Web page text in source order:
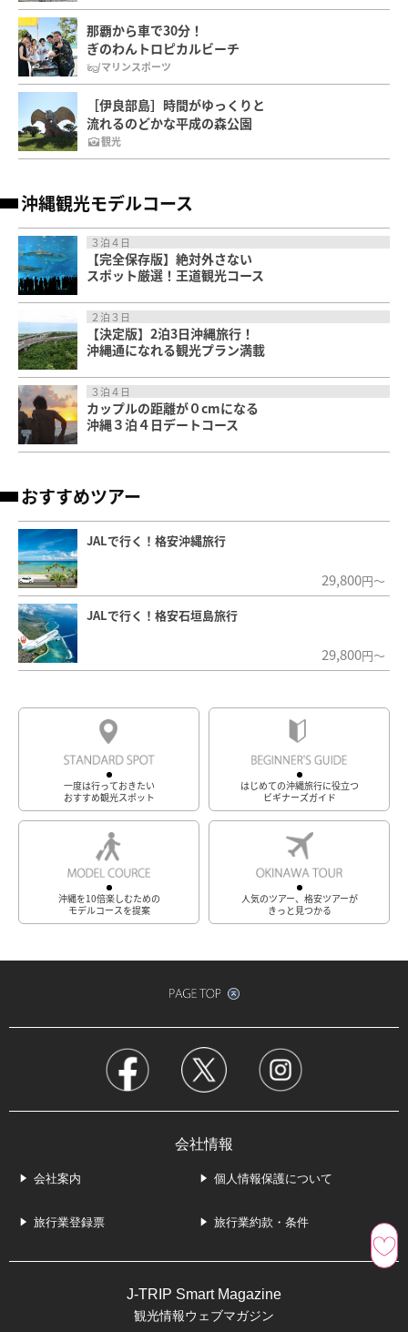
那覇から車で30分！
ぎのわんトロピカルビーチ
マリンスポーツ
［伊良部島］時間がゆっくりと
流れるのどかな平成の森公園
観光
沖縄観光モデルコース
３泊４日
【完全保存版】絶対外さない
スポット厳選！王道観光コース
２泊３日
【決定版】2泊3日沖縄旅行！
沖縄通になれる観光プラン満載
３泊４日
カップルの距離が０cmになる
沖縄３泊４日デートコース
おすすめツアー
JALで行く！格安沖縄旅行
29,800円～
JALで行く！格安石垣島旅行
29,800円～
一度は行っておきたい
おすすめ観光スポット
はじめての沖縄旅行に役立つ
ビギナーズガイド
沖縄を10倍楽しむための
モデルコースを提案
人気のツアー、格安ツアーが
きっと見つかる
会社情報
会社案内 個人情報保護について
旅行業登録票 旅行業約款・条件
J-TRIP Smart Magazine
観光情報ウェブマガジン